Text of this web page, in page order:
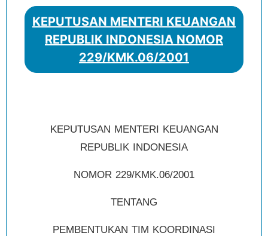
KEPUTUSAN MENTERI KEUANGAN
REPUBLIK INDONESIA NOMOR
229/KMK.06/2001
KEPUTUSAN MENTERI KEUANGAN
REPUBLIK INDONESIA
NOMOR 229/KMK.06/2001
TENTANG
PEMBENTUKAN TIM KOORDINASI